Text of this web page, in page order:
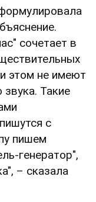
сочетает в
этом не имеют
Такие
с
пишем
генератор",
– сказала